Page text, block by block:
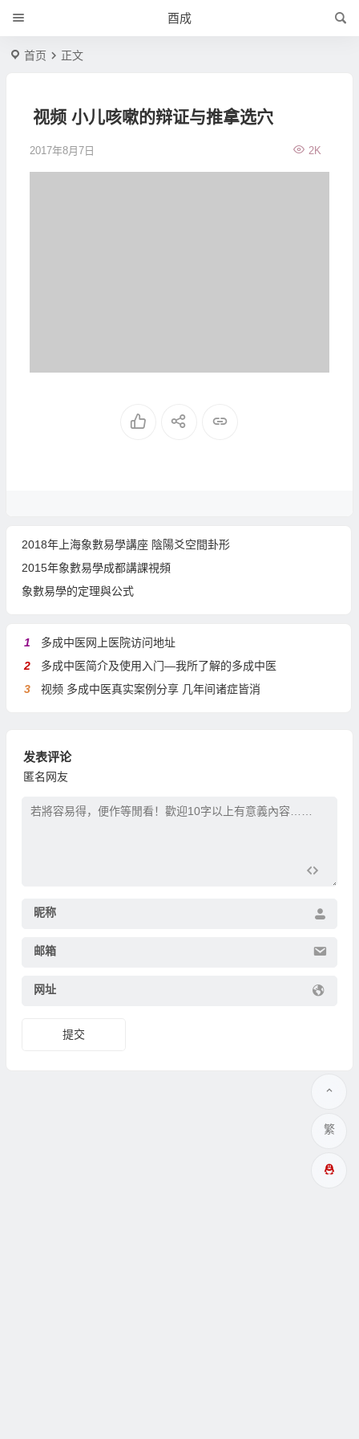
酉成
首页 正文
视频 小儿咳嗽的辩证与推拿选穴
2017年8月7日 2K
2018年上海象數易學講座 陰陽爻空間卦形
2015年象數易學成都講課視頻
象數易學的定理與公式
1
多成中医网上医院访问地址
2
多成中医简介及使用入门—我所了解的多成中医
3
视频 多成中医真实案例分享 几年间诸症皆消
发表评论
匿名网友
昵称
邮箱
网址
繁